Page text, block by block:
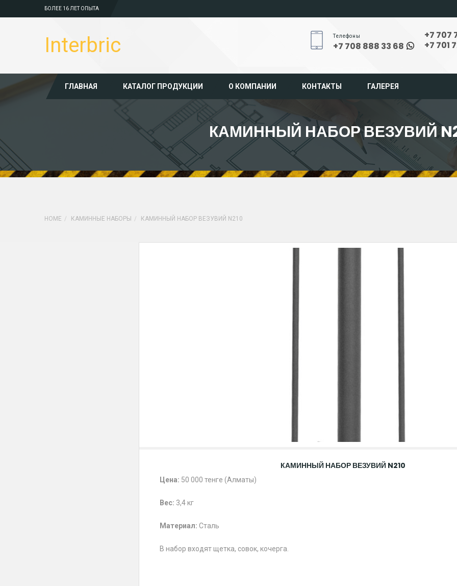
БОЛЕЕ 16 ЛЕТ ОПЫТА
Interbric Телефоны
+7 708 888 33 68
+7 707
+7 701
ГЛАВНАЯ КАТАЛОГ ПРОДУКЦИИ О КОМПАНИИ КОНТАКТЫ ГАЛЕРЕЯ
КАМИННЫЙ НАБОР ВЕЗУВИЙ
HOME КАМИННЫЕ НАБОРЫ КАМИННЫЙ НАБОР ВЕЗУВИЙ N210
КАМИННЫЙ НАБОР ВЕЗУВИЙ N210
Цена: 50 000 тенге (Алматы)
Вес: 3,4 кг
Материал: Сталь
В набор входят щетка, совок, кочерга.